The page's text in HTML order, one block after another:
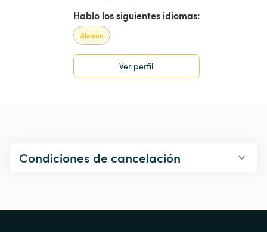
Hablo los siguientes idiomas:
Alemán
Ver perfil
Condiciones de cancelación